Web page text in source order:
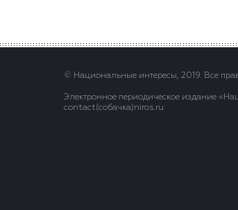
© Национальные интересы, 2019. Все
Электронное периодическое издание
contact(сoбaчка)niros.ru